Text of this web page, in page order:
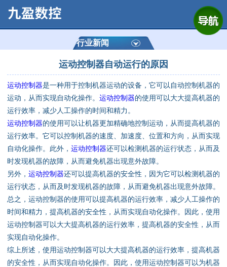
公司简介
产品展示
运动控制器
通用数控系统
定制数控系统
技术资讯
公司动态
资料下载
行业新闻
行业新闻
运动控制器自动运行的原因
运动控制器是一种用于控制机器运动的设备，它可以自动控制机器的
运动，从而实现自动化操作。 运动控制器的使用可以大大提高机器的
运行效率，减少人工操作的时间和精力。
运动控制器的使用可以让机器更加精确地控制运动，从而提高机器的
运行效率。它可以控制机器的速度、加速度、位置和方向，从而实现
自动化操作。此外， 运动控制器还可以检测机器的运行状态，从而及
时发现机器的故障，从而避免机器出现意外故障。
另外， 运动控制器还可以提高机器的安全性，因为它可以检测机器的
运行状态，从而及时发现机器的故障，从而避免机器出现意外故障。
总之，运动控制器的使用可以提高机器的运行效率，减少人工操作的
时间和精力，提高机器的安全性，从而实现自动化操作。因此，使用
运动控制器可以大大提高机器的运行效率，提高机器的安全性，从而
实现自动化操作。
综上所述，使用运动控制器可以大大提高机器的运行效率，提高机器
的安全性，从而实现自动化操作。因此，使用运动控制器可以为机器